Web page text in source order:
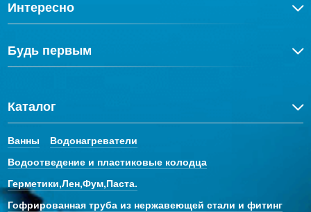
Интересно
Будь первым
Каталог
Ванны
Водонагреватели
Водоотведение и пластиковые колодца
Герметики,Лен,Фум,Паста.
Гофрированная труба из нержавеющей стали и фитинг